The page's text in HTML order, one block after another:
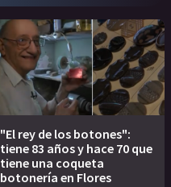
"El rey de los botones":
tiene 83 años y hace 70 que
tiene una coqueta
botonería en Flores